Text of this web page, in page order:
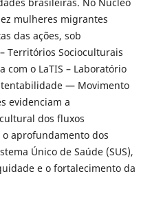
mulheres migrantes
das ações, sob
Territórios Socioculturais
com o LaTIS – Laboratório
— Movimento
evidenciam a
dos fluxos
aprofundamento dos
Único de Saúde (SUS),
e o fortalecimento da